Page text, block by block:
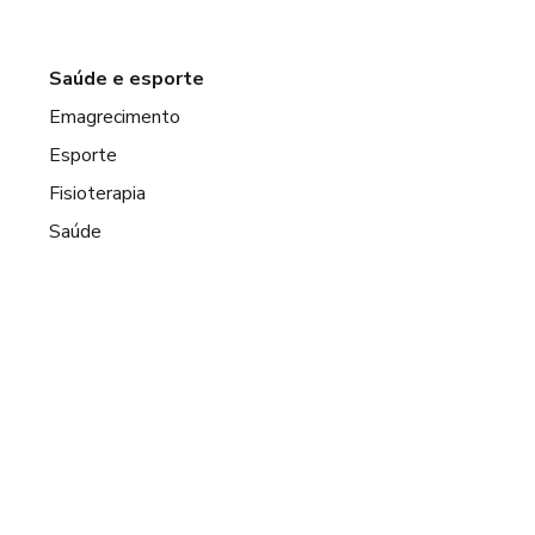
Saúde e esporte
Emagrecimento
Esporte
Fisioterapia
Saúde